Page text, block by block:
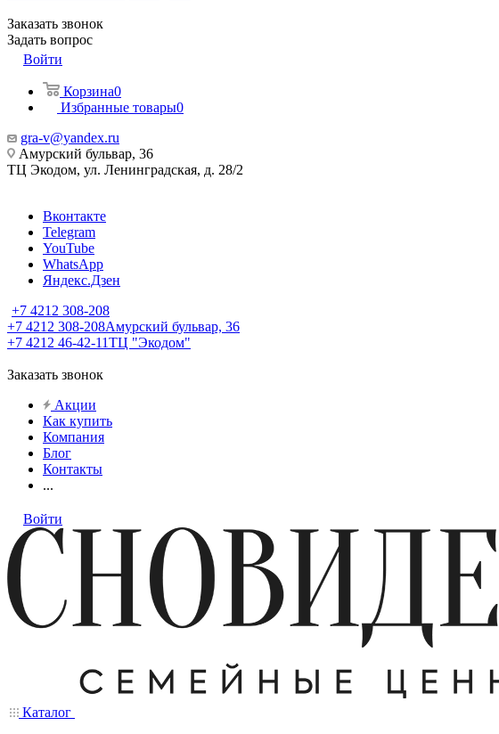
Заказать звонок
Задать вопрос
Войти
Корзина0
Избранные товары0
gra-v@yandex.ru
Амурский бульвар, 36
ТЦ Экодом, ул. Ленинградская, д. 28/2
Вконтакте
Telegram
YouTube
WhatsApp
Яндекс.Дзен
+7 4212 308-208
+7 4212 308-208Амурский бульвар, 36
+7 4212 46-42-11ТЦ "Экодом"
Заказать звонок
Акции
Как купить
Компания
Блог
Контакты
...
Войти
Каталог